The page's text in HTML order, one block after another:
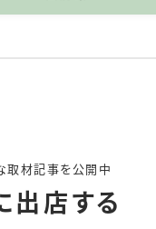
取材記事を公開中
出店する